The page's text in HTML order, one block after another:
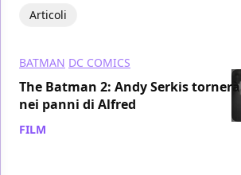
Articoli
BATMAN DC COMICS
The Batman 2: Andy Serkis tornerà
nei panni di Alfred
FILM